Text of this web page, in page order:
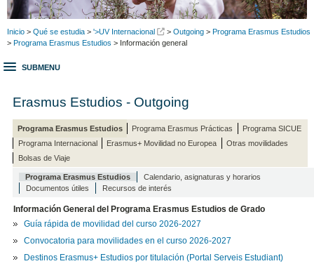
Inicio > Qué se estudia > '>UV Internacional > Outgoing > Programa Erasmus Estudios
> Programa Erasmus Estudios > Información general
SUBMENU
Erasmus Estudios - Outgoing
Programa Erasmus Estudios Programa Erasmus Prácticas
Programa SICUE
Programa Internacional
Erasmus+ Movilidad no Europea
Otras movilidades
Bolsas de Viaje
Programa Erasmus Estudios
Calendario, asignaturas y horarios
Documentos útiles
Recursos de interés
Información General del Programa Erasmus Estudios de Grado
Guía rápida de movilidad del curso 2026-2027
Convocatoria para movilidades en el curso 2026-2027
Destinos Erasmus+ Estudios por titulación (Portal Serveis Estudiant)